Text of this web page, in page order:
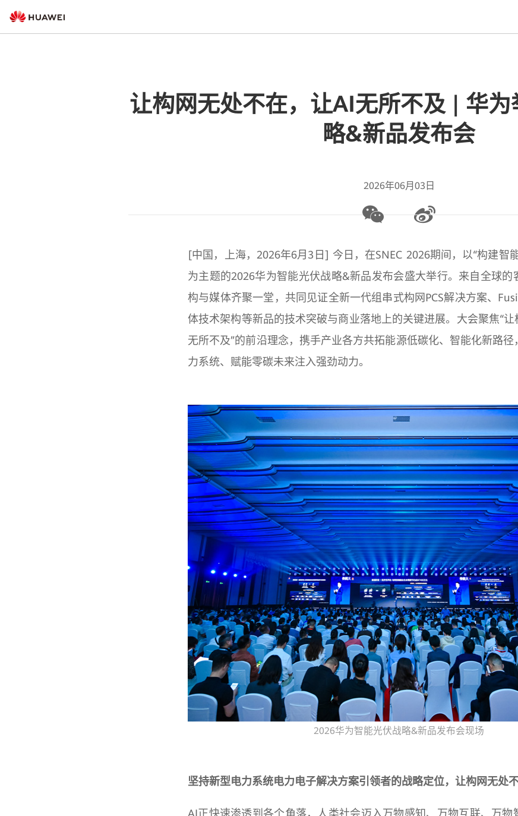
让构网无处不在，让AI无所不及 | 华
略&新品发布会
2026年06月03日
[中国，上海，2026年6月3日] 今日，在SNEC 2026期间，以“构建智
为主题的2026华为智能光伏战略&新品发布会盛大举行。来自全球的
构与媒体齐聚一堂，共同见证全新一代组串式构网PCS解决方案、
体技术架构等新品的技术突破与商业落地上的关键进展。大会聚焦“
无所不及”的前沿理念，携手产业各方共拓能源低碳化、智能化新路
力系统、赋能零碳未来注入强劲动力。
2026华为智能光伏战略&新品发布会现场
坚持新型电力系统电力电子解决方案引领者的战略定位，让构网无处
AI正快速渗透到各个角落，人类社会迈入万物感知、万物互联、万物